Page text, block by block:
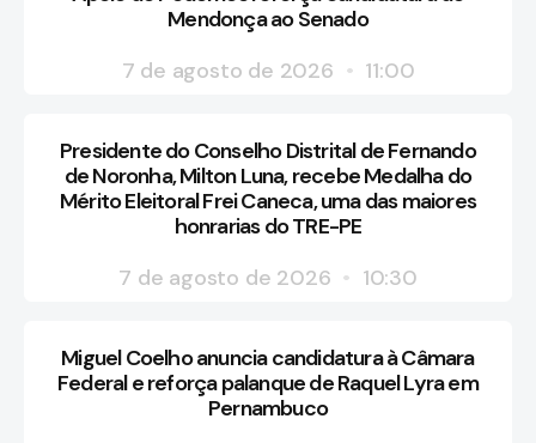
Mendonça ao Senado
7 de agosto de 2026
11:00
Presidente do Conselho Distrital de Fernando
de Noronha, Milton Luna, recebe Medalha do
Mérito Eleitoral Frei Caneca, uma das maiores
honrarias do TRE-PE
7 de agosto de 2026
10:30
Miguel Coelho anuncia candidatura à Câmara
Federal e reforça palanque de Raquel Lyra em
Pernambuco